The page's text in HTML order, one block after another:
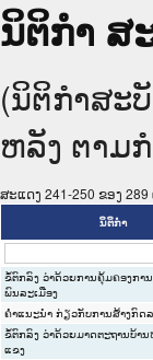
ນິຕິກໍາ ສ
(ນິຕິກໍາສະ
ຫລັງ ຕາມ
ສະແດງ 241-250 ຂອງ
ນິຕິກໍາ
ຂໍ້ຕົກລົງ ວ່າດ້ວຍການຄຸ້ມຄອງກາ
ພົນລະເມືອງ
ຄຳແນະນຳ ກ່ຽວກັບການສ້າງກົດ
ຂໍ້ຕົກລົງ ວ່າດ້ວຍມາດຕະຖານບ້
ແຂງ